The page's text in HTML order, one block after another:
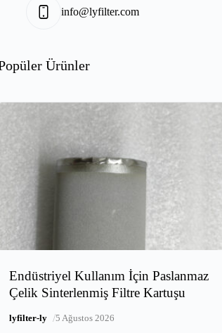
info@lyfilter.com
Ürünler
Endüstriyel Kullanım İçin Paslanmaz
Çelik Sinterlenmiş Filtre Kartuşu
lyfilter-ly /5 Ağustos 2026